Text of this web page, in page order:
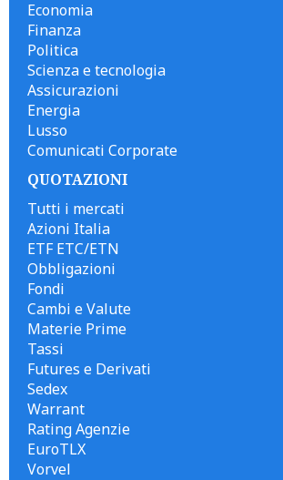
Economia
Finanza
Politica
Scienza e tecnologia
Assicurazioni
Energia
Lusso
Comunicati Corporate
QUOTAZIONI
Tutti i mercati
Azioni Italia
ETF ETC/ETN
Obbligazioni
Fondi
Cambi e Valute
Materie Prime
Tassi
Futures e Derivati
Sedex
Warrant
Rating Agenzie
EuroTLX
Vorvel